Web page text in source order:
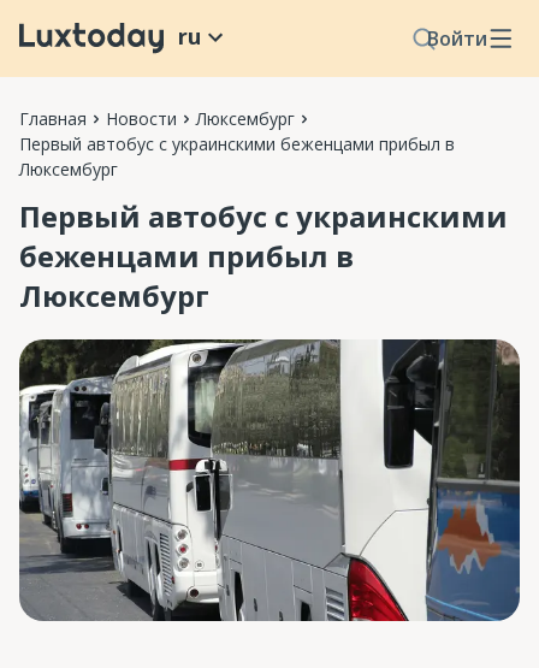
Войти
ru
Главная Новости
Люксембург
Первый автобус с украинскими беженцами прибыл в
Люксембург
Первый автобус с украинскими
беженцами прибыл в
Люксембург